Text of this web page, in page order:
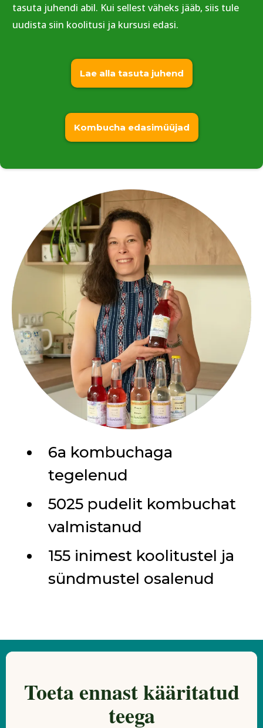
tasuta juhendi abil. Kui sellest väheks jääb, siis tule
uudista siin koolitusi ja kursusi edasi.
Lae alla tasuta juhend
Kombucha edasimüüjad
6a kombuchaga
tegelenud
5025 pudelit kombuchat
valmistanud
155 inimest koolitustel ja
sündmustel osalenud